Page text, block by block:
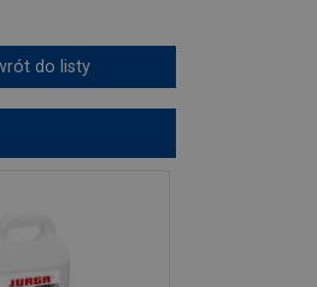
do listy